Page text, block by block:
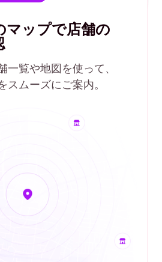
マップで店舗の
一覧や地図を使って、
スムーズにご案内。